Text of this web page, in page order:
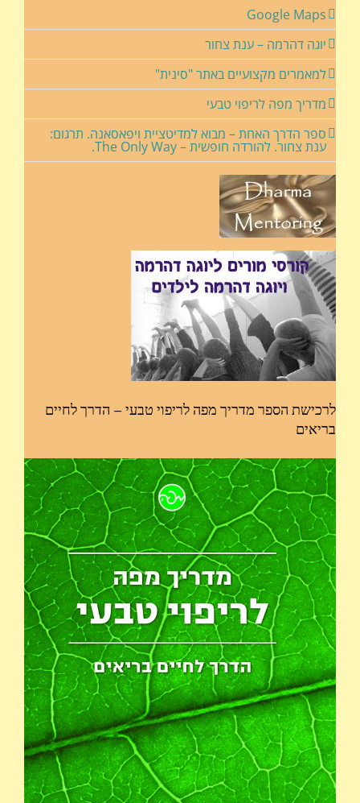
Google Maps
יוגה דהרמה – ענת צחור
למאמרים מקצועיים באתר "סינית"
מדריך מפה לריפוי טבעי
ספר הדרך האחת – מבוא למדיטציית ויפאסאנה. תרגום:
ענת צחור. להורדה חופשית – The Only Way.
לרכישת הספר מדריך מפה לריפוי טבעי – הדרך לחיים
בריאים